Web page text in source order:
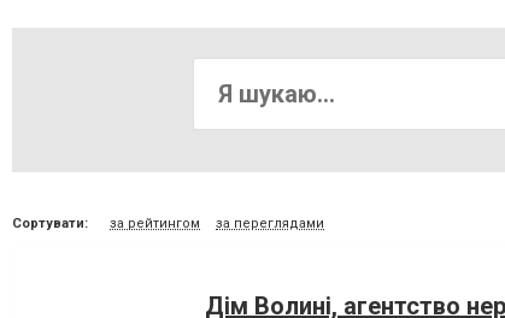
Сортувати: за рейтингом за переглядами
Дім Волині, агентство